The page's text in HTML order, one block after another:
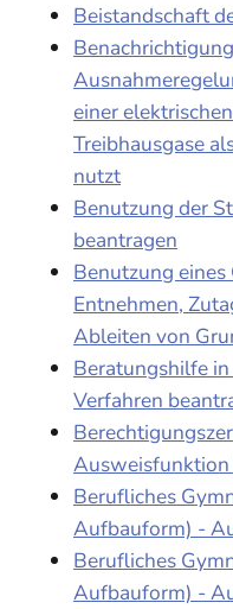
Beistandschaft
einer
Treibhausgase
nutzt
Benutzung der
beantragen
Benutzung eines
Entnehmen,
Ableiten von
Beratungshilfe
Verfahren
Ausweisfunktion
Berufliches
Aufbauform) -
Berufliches
Aufbauform) -